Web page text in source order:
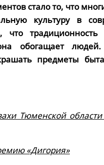
стало то, что
культуру в
обогащает
предметы
Тюменской области
«Дигория»